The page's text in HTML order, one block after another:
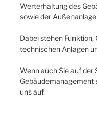
Werterhaltung des
sowie der
Dabei stehen
technischen Anlagen
Wenn auch Sie auf der
Gebäudemanagement
uns auf.